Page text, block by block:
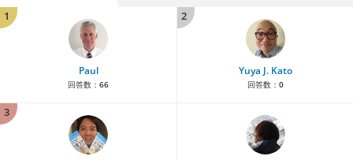
1
Paul
回答数： 66
2
Yuya J. Kato
回答数： 0
3